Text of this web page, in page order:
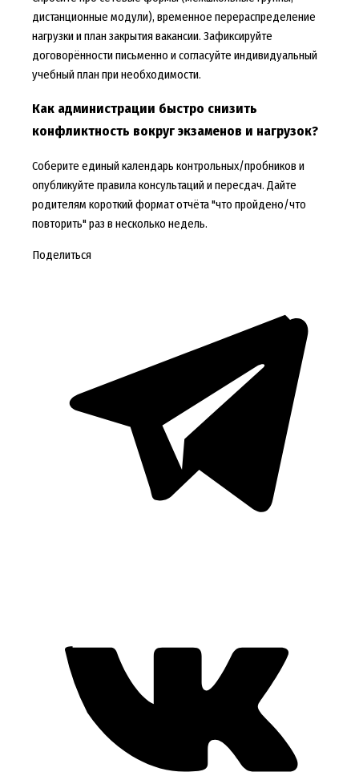
дистанционные модули), временное перераспределение
нагрузки и план закрытия вакансии. Зафиксируйте
договорённости письменно и согласуйте индивидуальный
учебный план при необходимости.
Как администрации быстро снизить
конфликтность вокруг экзаменов и нагрузок?
Соберите единый календарь контрольных/пробников и
опубликуйте правила консультаций и пересдач. Дайте
родителям короткий формат отчёта "что пройдено/что
повторить" раз в несколько недель.
Поделиться